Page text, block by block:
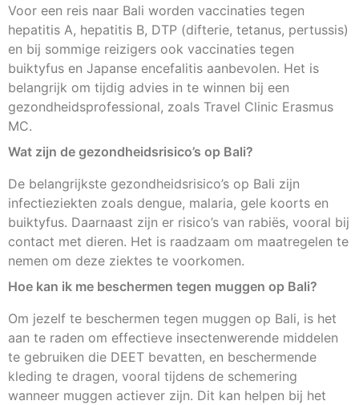
Voor een reis naar Bali worden vaccinaties tegen
hepatitis A, hepatitis B, DTP (difterie, tetanus, pertussis)
en bij sommige reizigers ook vaccinaties tegen
buiktyfus en Japanse encefalitis aanbevolen. Het is
belangrijk om tijdig advies in te winnen bij een
gezondheidsprofessional, zoals Travel Clinic Erasmus
MC.
Wat zijn de gezondheidsrisico’s op Bali?
De belangrijkste gezondheidsrisico’s op Bali zijn
infectieziekten zoals dengue, malaria, gele koorts en
buiktyfus. Daarnaast zijn er risico’s van rabiës, vooral bij
contact met dieren. Het is raadzaam om maatregelen te
nemen om deze ziektes te voorkomen.
Hoe kan ik me beschermen tegen muggen op Bali?
Om jezelf te beschermen tegen muggen op Bali, is het
aan te raden om effectieve insectenwerende middelen
te gebruiken die DEET bevatten, en beschermende
kleding te dragen, vooral tijdens de schemering
wanneer muggen actiever zijn. Dit kan helpen bij het